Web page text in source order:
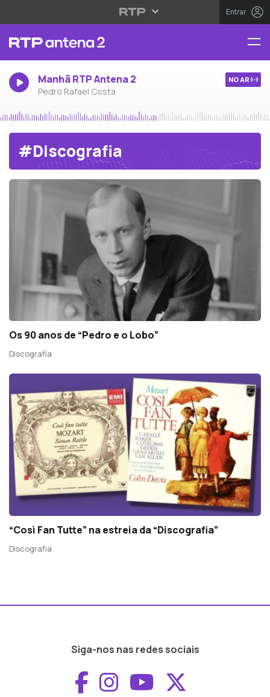
Entrar
Manhã RTP Antena 2
Pedro Rafael Costa
NO AR
#Discografia
Os 90 anos de “Pedro e o Lobo”
Discografia
“Così Fan Tutte” na estreia da “Discografia”
Discografia
Siga-nos nas redes sociais
Aceder ao
Aceder ao
Aceder ao